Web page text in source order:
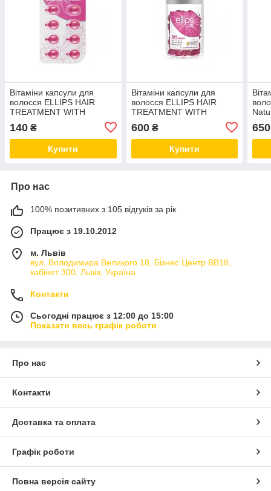
Вітаміни капсули для
волосся ELLIPS HAIR
TREATMENT WITH
ДЛЯ ВОЛОССЯ» З
МАСЛОМ ЖОЖОБА, 8
140 ₴
Купити
Вітаміни капсули для
волосся ELLIPS HAIR
TREATMENT WITH
ДЛЯ ВОЛОССЯ» З
МАСЛОМ ЖОЖОБА, 50
600₴
Купити
650
Про нас
100% позитивних з 105 відгуків за рік
Працює з 19.10.2012
м. Львів
вул. Володимира Великого 18, Бізнес Центр ВВ18,
кабінет 300, Львів, Україна
Контакти
Сьогодні працює з 12:00 до 15:00
Показати весь графік роботи
Про нас
Контакти
Доставка та оплата
Графік роботи
Повна версія сайту